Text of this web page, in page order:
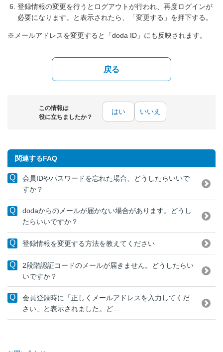
登録情報の変更を行うとログアウトが行われ、再度ログインが
必要になります。と表示されたら、「変更する」を押下する。
※メールアドレスを変更すると「doda ID」にも反映されます。
戻る
この情報は
役に立ちましたか？
はい いいえ
関連するFAQ
会員IDやパスワードを忘れた場合、どうしたらいいで
すか？
dodaからのメールが届かない場合があります。どうし
たらいいですか？
登録情報を変更する方法を教えてください
2段階認証コードのメールが届きません。どうしたらい
いですか？
会員登録時に「正しくメールアドレスを入力してくだ
さい」と表示されました。ど...